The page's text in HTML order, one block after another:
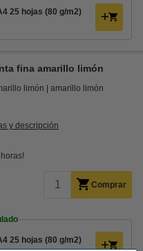
25 hojas (80 g/m2)
fina amarillo limón
limón
amarillo limón
y descripción
Comprar
25 hojas (80 g/m2)